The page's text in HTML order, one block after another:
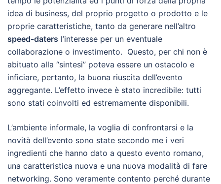
idea di business, del proprio progetto o prodotto e le
proprie caratteristiche, tanto da generare nell’altro
speed-daters l’interesse per un eventuale
collaborazione o investimento. Questo, per chi non è
abituato alla “sintesi” poteva essere un ostacolo e
inficiare, pertanto, la buona riuscita dell’evento
aggregante. L’effetto invece è stato incredibile: tutti
sono stati coinvolti ed estremamente disponibili.
L’ambiente informale, la voglia di confrontarsi e la
novità dell’evento sono state secondo me i veri
ingredienti che hanno dato a questo evento romano,
una caratteristica nuova e una nuova modalità di fare
networking. Sono veramente contento perché durante